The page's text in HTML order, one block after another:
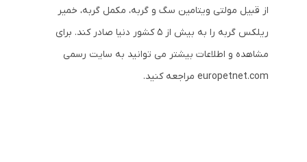
از قبیل مولتی ویتامین سگ و گربه، مکمل گربه، خمیر
ریلکس گربه را به بیش از 5 کشور دنیا صادر کند. برای
مشاهده و اطلاعات بیشتر می توانید به سایت رسمی
europetnet.com مراجعه کنید.